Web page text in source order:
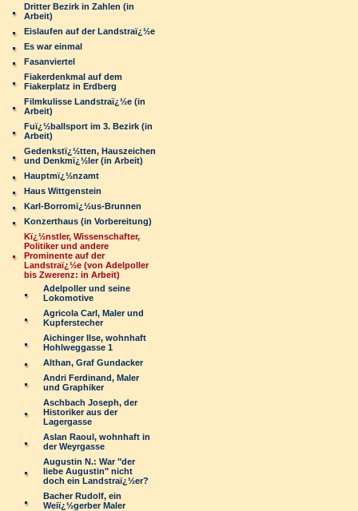
Dritter Bezirk in Zahlen (in
Arbeit)
Eislaufen auf der Landstraï¿½e
Es war einmal
Fasanviertel
Fiakerdenkmal auf dem
Fiakerplatz in Erdberg
Filmkulisse Landstraï¿½e (in
Arbeit)
Fuï¿½ballsport im 3. Bezirk (in
Arbeit)
Gedenkstï¿½tten, Hauszeichen
und Denkmï¿½ler (in Arbeit)
Hauptmï¿½nzamt
Haus Wittgenstein
Karl-Borromï¿½us-Brunnen
Konzerthaus (in Vorbereitung)
Kï¿½nstler, Wissenschafter,
Politiker und andere
Prominente auf der
Landstraï¿½e (von Adelpoller
bis Zwerenz: in Arbeit)
Adelpoller und seine
Lokomotive
Agricola Carl, Maler und
Kupferstecher
Aichinger Ilse, wohnhaft
Hohlweggasse 1
Althan, Graf Gundacker
Andri Ferdinand, Maler
und Graphiker
Aschbach Joseph, der
Historiker aus der
Lagergasse
Aslan Raoul, wohnhaft in
der Weyrgasse
Augustin N.: War "der
liebe Augustin" nicht
doch ein Landstraï¿½er?
Bacher Rudolf, ein
Weiï¿½gerber Maler